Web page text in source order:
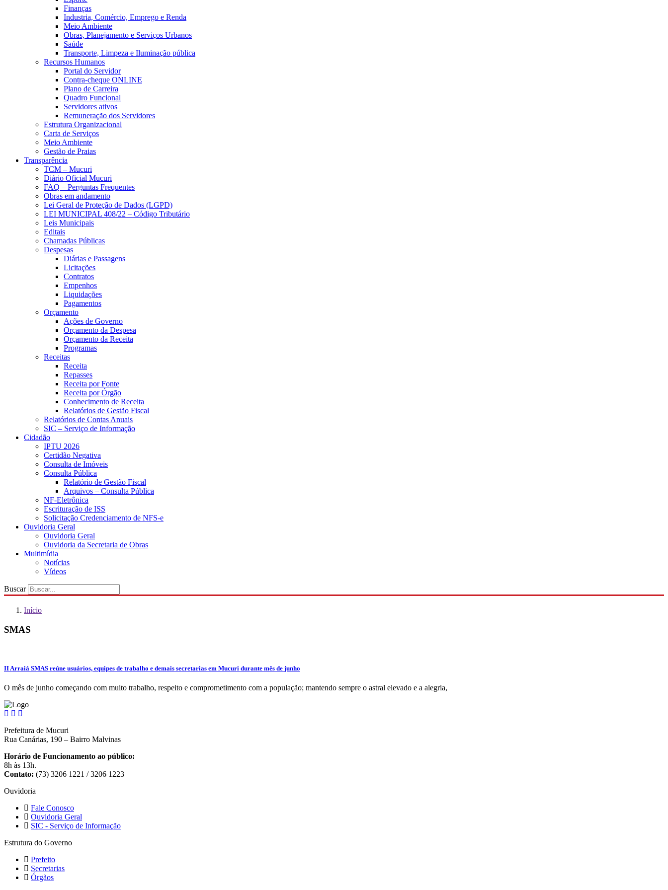
Finanças
Industria, Comércio, Emprego e Renda
Meio Ambiente
Obras, Planejamento e Serviços Urbanos
Saúde
Transporte, Limpeza e Iluminação pública
Recursos Humanos
Portal do Servidor
Contra-cheque ONLINE
Plano de Carreira
Quadro Funcional
Servidores ativos
Remuneração dos Servidores
Estrutura Organizacional
Carta de Serviços
Meio Ambiente
Gestão de Praias
Transparência
TCM – Mucuri
Diário Oficial Mucuri
FAQ – Perguntas Frequentes
Obras em andamento
Lei Geral de Proteção de Dados (LGPD)
LEI MUNICIPAL 408/22 – Código Tributário
Leis Municipais
Editais
Chamadas Públicas
Despesas
Diárias e Passagens
Licitações
Contratos
Empenhos
Liquidações
Pagamentos
Orçamento
Ações de Governo
Orçamento da Despesa
Orçamento da Receita
Programas
Receitas
Receita
Repasses
Receita por Fonte
Receita por Órgão
Conhecimento de Receita
Relatórios de Gestão Fiscal
Relatórios de Contas Anuais
SIC – Serviço de Informação
Cidadão
IPTU 2026
Certidão Negativa
Consulta de Imóveis
Consulta Pública
Relatório de Gestão Fiscal
Arquivos – Consulta Pública
NF-Eletrônica
Escrituração de ISS
Solicitação Credenciamento de NFS-e
Ouvidoria Geral
Ouvidoria Geral
Ouvidoria da Secretaria de Obras
Multimídia
Notícias
Vídeos
Buscar
Início
SMAS
II Arraiá SMAS reúne usuários, equipes de trabalho e demais secretarias em Mucuri durante mês de junho
O mês de junho começando com muito trabalho, respeito e comprometimento com a população; mantendo sempre o astral elevado e a alegria,
Prefeitura de Mucuri
Rua Canárias, 190 – Bairro Malvinas
Horário de Funcionamento ao público:
8h às 13h.
Contato: (73) 3206 1221 / 3206 1223
Ouvidoria
Fale Conosco
Ouvidoria Geral
SIC - Serviço de Informação
Estrutura do Governo
Prefeito
Secretarias
Órgãos